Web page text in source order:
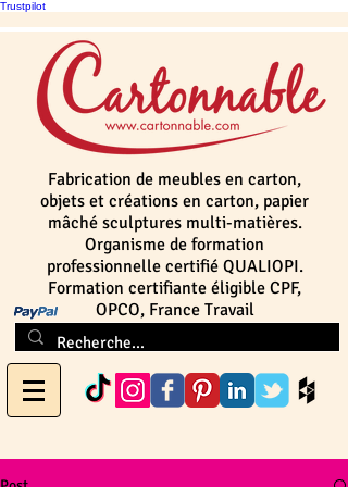
Trustpilot
Fabrication de meubles en carton,
objets et créations en carton, papier
mâché sculptures multi-matières.
Organisme de formation
professionnelle certifié QUALIOPI.
Formation certifiante éligible CPF,
OPCO, France Travail